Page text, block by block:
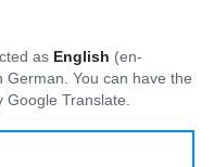
as English (en-
German. You can have the
Translate.